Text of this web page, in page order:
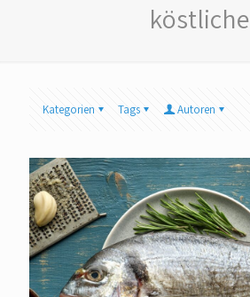
köstliche
Kategorien Tags Autoren